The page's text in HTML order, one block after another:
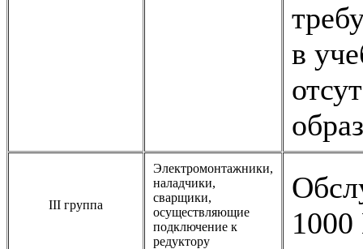
в
III группа
Электромонтажники,
наладчики,
сварщики,
осуществляющие
подключение к
редуктору